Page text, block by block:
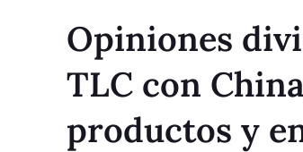
Opiniones
TLC con
productos y